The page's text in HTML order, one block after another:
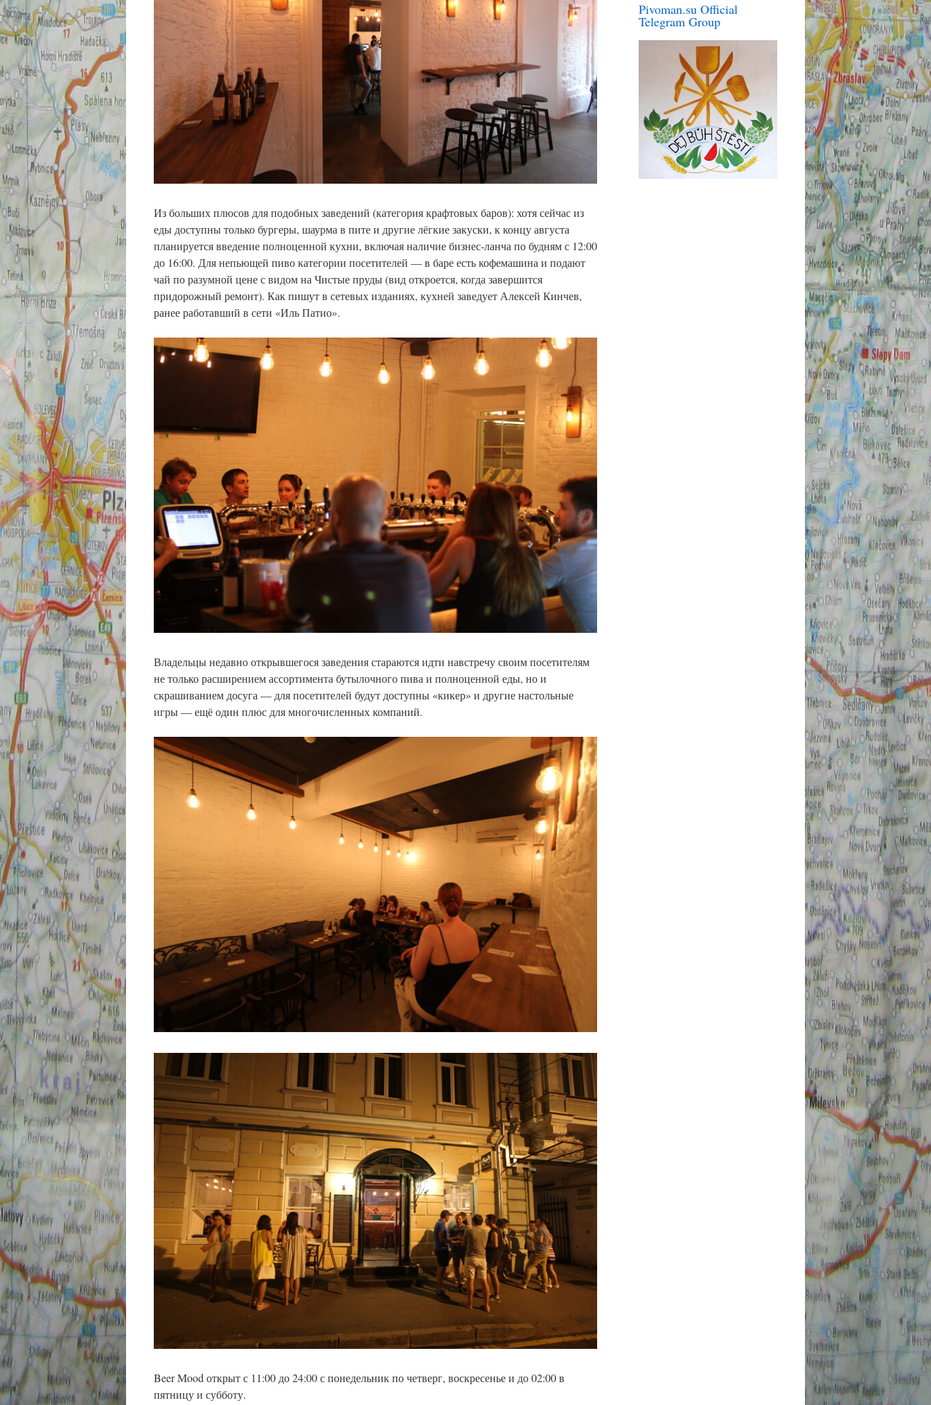
Из больших плюсов для подобных заведений (категория крафтовых баров): хотя сейчас из
еды доступны только бургеры, шаурма в пите и другие лёгкие закуски, к концу августа
планируется введение полноценной кухни, включая наличие бизнес-ланча по будням с 12:00
до 16:00. Для непьющей пиво категории посетителей — в баре есть кофемашина и подают
чай по разумной цене с видом на Чистые пруды (вид откроется, когда завершится
придорожный ремонт). Как пишут в сетевых изданиях, кухней заведует Алексей Кинчев,
ранее работавший в сети «Иль Патио».
Владельцы недавно открывшегося заведения стараются идти навстречу своим посетителям
не только расширением ассортимента бутылочного пива и полноценной еды, но и
скрашиванием досуга — для посетителей будут доступны «кикер» и другие настольные
игры — ещё один плюс для многочисленных компаний.
Beer Mood открыт с 11:00 до 24:00 с понедельник по четверг, воскресенье и до 02:00 в
пятницу и субботу.
Pivoman.su Official
Telegram Group